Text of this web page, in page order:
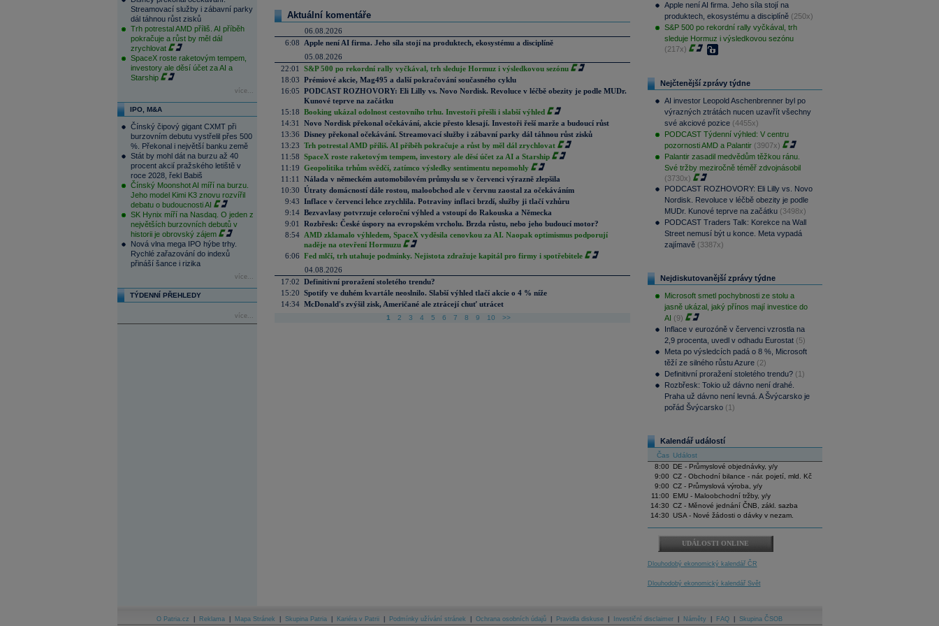
Streamovací služby i zábavní parky
dál táhnou růst zisků
Trh potrestal AMD příliš. AI příběh
pokračuje a růst by měl dál
zrychlovat
SpaceX roste raketovým tempem,
investory ale děsí účet za AI a
Starship
více...
IPO, M&A
Čínský čipový gigant CXMT při
burzovním debutu vystřelil přes 500
%. Překonal i největší banku země
Stát by mohl dát na burzu až 40
procent akcií pražského letiště v
roce 2028, řekl Babiš
Čínský Moonshot AI míří na burzu.
Jeho model Kimi K3 znovu rozvířil
debatu o budoucnosti AI
SK Hynix míří na Nasdaq. O jeden z
největších burzovních debutů v
historii je obrovský zájem
Nová vlna mega IPO hýbe trhy.
Rychlé zařazování do indexů
přináší šance i rizika
více...
TÝDENNÍ PŘEHLEDY
více...
Aktuální komentáře
06.08.2026
6:08
Apple není AI firma. Jeho síla stojí na produktech, ekosystému a disciplíně
05.08.2026
22:01
S&P 500 po rekordní rally vyčkával, trh sleduje Hormuz i výsledkovou sezónu
18:03 Prémiové akcie, Mag495 a další pokračování současného cyklu
16:05 PODCAST ROZHOVORY: Eli Lilly vs. Novo Nordisk. Revoluce v léčbě obezity je podle MUDr.
Kunové teprve na začátku
15:18 Booking ukázal odolnost cestovního trhu. Investoři přešli i slabší výhled
14:31
Novo Nordisk překonal očekávání, akcie přesto klesají. Investoři řeší marže a budoucí růst
13:36 Disney překonal očekávání. Streamovací služby i zábavní parky dál táhnou růst zisků
13:23 Trh potrestal AMD příliš. AI příběh pokračuje a růst by měl dál zrychlovat
11:58 SpaceX roste raketovým tempem, investory ale děsí účet za AI a Starship
11:19 Geopolitika trhům svědčí, zatímco výsledky sentimentu nepomohly
11:11
Nálada v německém automobilovém průmyslu se v červenci výrazně zlepšila
10:30 Útraty domácností dále rostou, maloobchod ale v červnu zaostal za očekáváním
9:43 Inflace v červenci lehce zrychlila. Potraviny inflaci brzdí, služby ji tlačí vzhůru
9:14 Bezvavlasy potvrzuje celoroční výhled a vstoupí do Rakouska a Německa
9:01
Rozbřesk: České úspory na evropském vrcholu. Brzda růstu, nebo jeho budoucí motor?
8:54
AMD zklamalo výhledem, SpaceX vyděsila cenovkou za AI. Naopak optimismus podporují
naděje na otevření Hormuzu
6:06 Fed mlčí, trh utahuje podmínky. Nejistota zdražuje kapitál pro firmy i spotřebitele
04.08.2026
17:02 Definitivní proražení stoletého trendu?
15:20 Spotify ve duhém kvartále neoslnilo. Slabší výhled tlačí akcie o 4 % níže
14:34 McDonald's zvýšil zisk, Američané ale ztrácejí chuť utrácet
1 2 3 4 5 6 7 8 9 10 >>
Apple není AI firma. Jeho síla stojí na
produktech, ekosystému a disciplíně (250x)
S&P 500 po rekordní rally vyčkával, trh
sleduje Hormuz i výsledkovou sezónu
(217x)
Nejčtenější zprávy týdne
AI investor Leopold Aschenbrenner byl po
výrazných ztrátách nucen uzavřít všechny
své akciové pozice (4455x)
PODCAST Týdenní výhled: V centru
pozornosti AMD a Palantir (3907x)
Palantir zasadil medvědům těžkou ránu.
Své tržby meziročně téměř zdvojnásobil
(3730x)
PODCAST ROZHOVORY: Eli Lilly vs. Novo
Nordisk. Revoluce v léčbě obezity je podle
MUDr. Kunové teprve na začátku (3498x)
PODCAST Traders Talk: Korekce na Wall
Street nemusí být u konce. Meta vypadá
zajímavě (3387x)
Nejdiskutovanější zprávy týdne
Microsoft smetl pochybnosti ze stolu a
jasně ukázal, jaký přínos mají investice do
AI (9)
Inflace v eurozóně v červenci vzrostla na
2,9 procenta, uvedl v odhadu Eurostat (5)
Meta po výsledcích padá o 8 %, Microsoft
těží ze silného růstu Azure (2)
Definitivní proražení stoletého trendu? (1)
Rozbřesk: Tokio už dávno není drahé.
Praha už dávno není levná. A Švýcarsko je
pořád Švýcarsko (1)
Kalendář událostí
Čas Událost
8:00
DE - Průmyslové objednávky, y/y
9:00 CZ - Obchodní bilance - nár. pojetí, mld. Kč
9:00 CZ - Průmyslová výroba, y/y
11:00
EMU - Maloobchodní tržby, y/y
14:30 CZ - Měnové jednání ČNB, zákl. sazba
14:30 USA - Nové žádosti o dávky v nezam.
UDÁLOSTI ONLINE
Dlouhodobý ekonomický kalendář ČR
Dlouhodobý ekonomický kalendář Svět
O Patria.cz Reklama Mapa Stránek Skupina Patria Kariéra v Patrii Podmínky užívání stránek Ochrana osobních údajů Pravidla diskuse Investiční disclaimer Náměty FAQ Skupina ČSOB